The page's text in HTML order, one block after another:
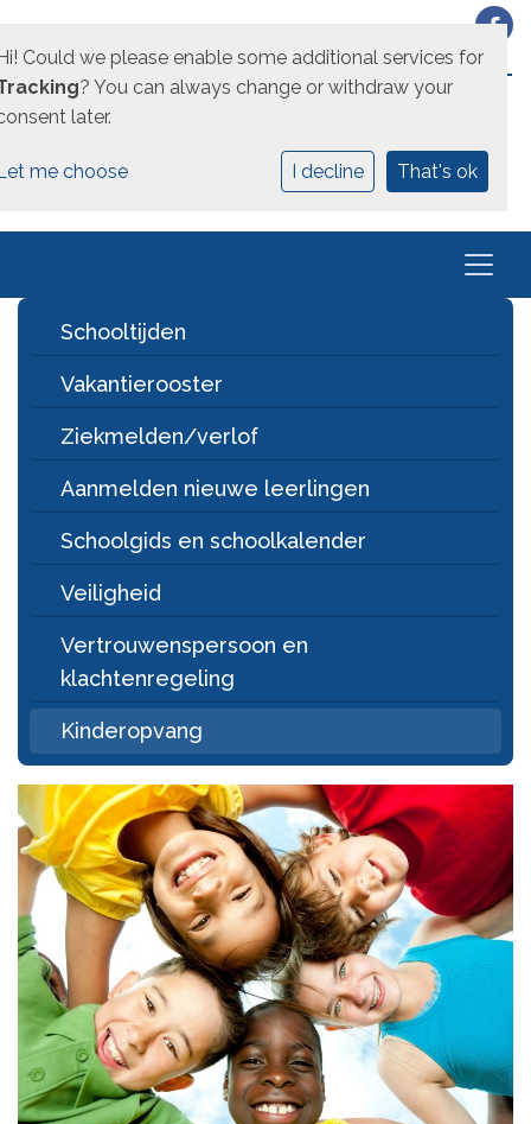
EEN UNICOZ SCHOOL
Schooltijden
Vakantierooster
Ziekmelden/verlof
Aanmelden nieuwe leerlingen
Schoolgids en schoolkalender
Veiligheid
Vertrouwenspersoon en
klachtenregeling
Kinderopvang
Could we please enable some additional services for
? You can always change or withdraw your
later.
me choose I decline That's ok